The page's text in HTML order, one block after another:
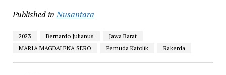
Published in Nusantara
2023 Bernardo Julianus
Jawa Barat
MARIA MAGDALENA SERO
Pemuda Katolik Rakerda